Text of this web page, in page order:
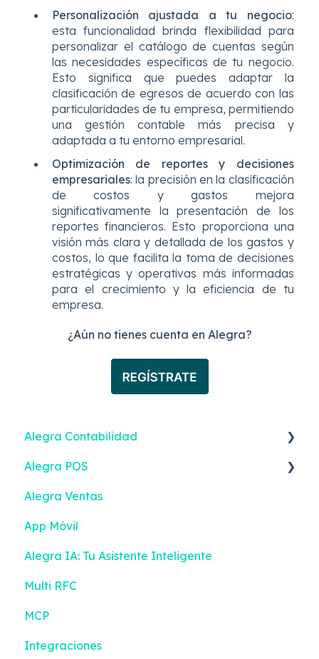
Personalización ajustada a tu negocio:
esta funcionalidad brinda flexibilidad para
personalizar el catálogo de cuentas según
las necesidades específicas de tu negocio.
Esto significa que puedes adaptar la
clasificación de egresos de acuerdo con las
particularidades de tu empresa, permitiendo
una gestión contable más precisa y
adaptada a tu entorno empresarial.
Optimización de reportes y decisiones
empresariales: la precisión en la clasificación
de costos y gastos mejora
significativamente la presentación de los
reportes financieros. Esto proporciona una
visión más clara y detallada de los gastos y
costos, lo que facilita la toma de decisiones
estratégicas y operativas más informadas
para el crecimiento y la eficiencia de tu
empresa.
¿Aún no tienes cuenta en Alegra?
Alegra Contabilidad
Ingresos
Gastos
Contactos
Inventario
Bancos
Contabilidad
Reportes Inteligentes
Alegra POS
Vender
Ingresos
Turnos
Gestión de efectivo
Devoluciones
Contactos
Alegra Ventas
App Móvil
Alegra IA: Tu Asistente Inteligente
Multi RFC
MCP
Integraciones